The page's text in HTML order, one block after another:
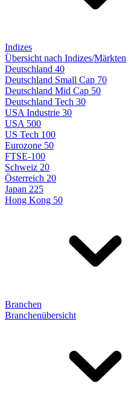
Indizes
Übersicht nach Indizes/Märkten
Deutschland 40
Deutschland Small Cap 70
Deutschland Mid Cap 50
Deutschland Tech 30
USA Industrie 30
USA 500
US Tech 100
Eurozone 50
FTSE-100
Schweiz 20
Österreich 20
Japan 225
Hong Kong 50
Branchen
Branchenübersicht